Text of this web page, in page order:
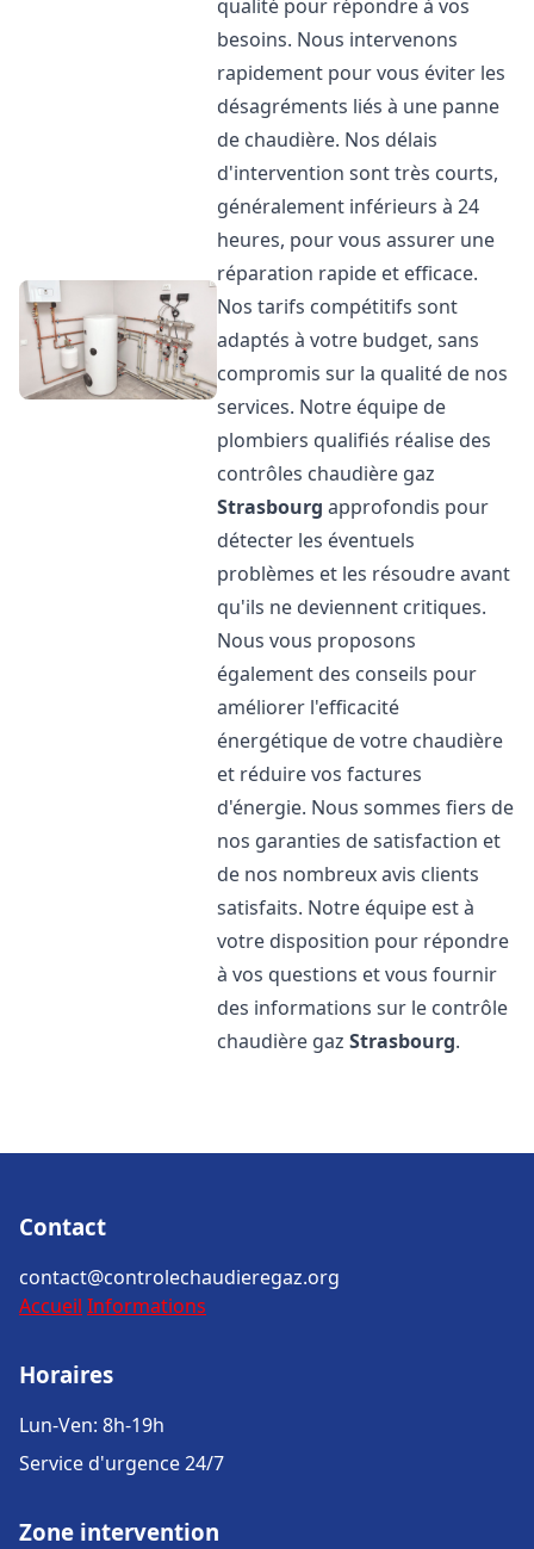
qualité pour répondre à vos
besoins. Nous intervenons
rapidement pour vous éviter les
désagréments liés à une panne
de chaudière. Nos délais
d'intervention sont très courts,
généralement inférieurs à 24
heures, pour vous assurer une
réparation rapide et efficace.
Nos tarifs compétitifs sont
adaptés à votre budget, sans
compromis sur la qualité de nos
services. Notre équipe de
plombiers qualifiés réalise des
contrôles chaudière gaz
Strasbourg approfondis pour
détecter les éventuels
problèmes et les résoudre avant
qu'ils ne deviennent critiques.
Nous vous proposons
également des conseils pour
améliorer l'efficacité
énergétique de votre chaudière
et réduire vos factures
d'énergie. Nous sommes fiers de
nos garanties de satisfaction et
de nos nombreux avis clients
satisfaits. Notre équipe est à
votre disposition pour répondre
à vos questions et vous fournir
des informations sur le contrôle
chaudière gazStrasbourg.
Contact
contact@controlechaudieregaz.org
Accueil Informations
Horaires
Lun-Ven: 8h-19h
Service d'urgence 24/7
Zone intervention